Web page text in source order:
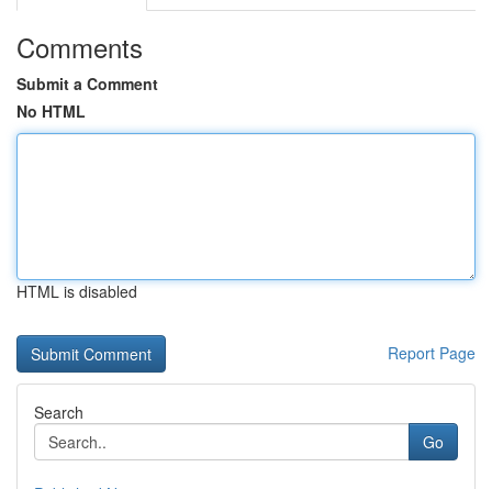
Comments
Submit a Comment
No HTML
HTML is disabled
Report Page
Search
Go